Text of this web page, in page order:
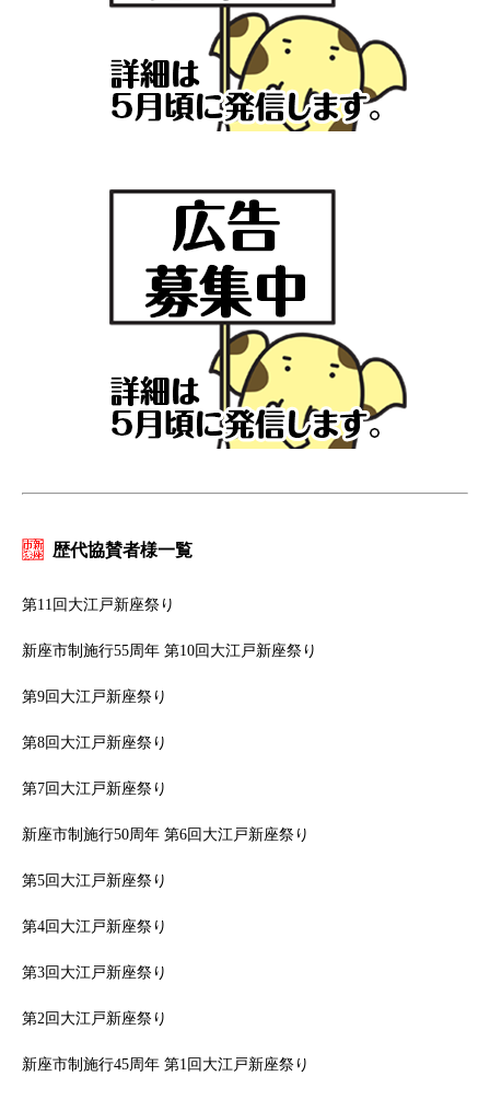
歴代協賛者様一覧
第11回大江戸新座祭り
新座市制施行55周年 第10回大江戸新座祭り
第9回大江戸新座祭り
第8回大江戸新座祭り
第7回大江戸新座祭り
新座市制施行50周年 第6回大江戸新座祭り
第5回大江戸新座祭り
第4回大江戸新座祭り
第3回大江戸新座祭り
第2回大江戸新座祭り
新座市制施行45周年 第1回大江戸新座祭り